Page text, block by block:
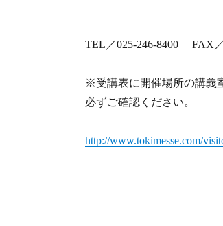
TEL／025-246-8400 FAX／
※受講表に開催場所の講義
必ずご確認ください。
http://www.tokimesse.com/